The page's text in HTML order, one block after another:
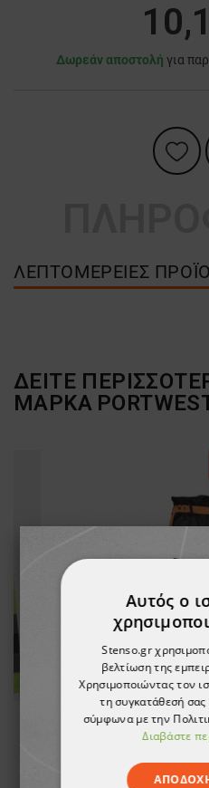
Δωρεάν αποστολή για
ΛΕΠΤΟΜΈΡΕΙΕΣ
ΔΕΙΤΕ
ΜΑΡΚΑ
OAK
Αυτός ο
Stenso.gr
βελτίωση της
Χρησιμοποιώντας τον
τη συγκατάθεσή
σύμφωνα με την
Διαβάστε